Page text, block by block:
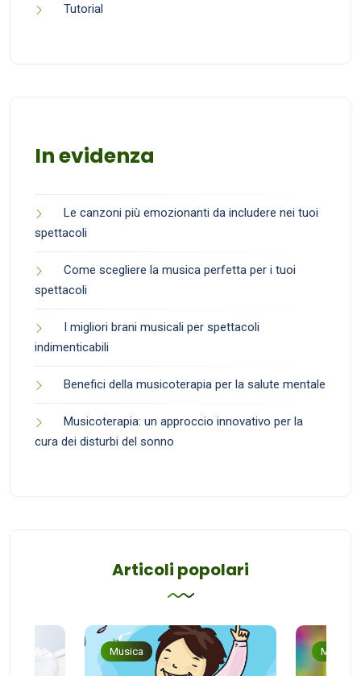
Tutorial
In evidenza
Le canzoni più emozionanti da includere nei tuoi
spettacoli
Come scegliere la musica perfetta per i tuoi
spettacoli
I migliori brani musicali per spettacoli
indimenticabili
Benefici della musicoterapia per la salute mentale
Musicoterapia: un approccio innovativo per la
cura dei disturbi del sonno
Articoli popolari
Musica Musica